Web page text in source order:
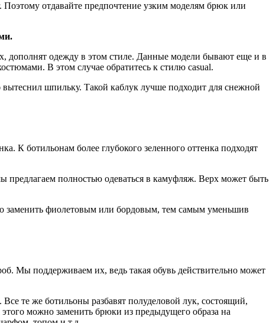
отдавайте предпочтение узким моделям брюк или
дополнят одежду в этом стиле. Данные модели бывают еще и в
В этом случае обратитесь к стилю casual.
вытеснил шпильку. Такой каблук лучше подходит для снежной
К ботильонам более глубокого зеленного оттенка подходят
предлагаем полностью одеваться в камуфляж. Верх может быть
заменить фиолетовым или бордовым, тем самым уменьшив
Мы поддерживаем их, ведь такая обувь действительно может
те же ботильоны разбавят полуделовой лук, состоящий,
можно заменить брюки из предыдущего образа на